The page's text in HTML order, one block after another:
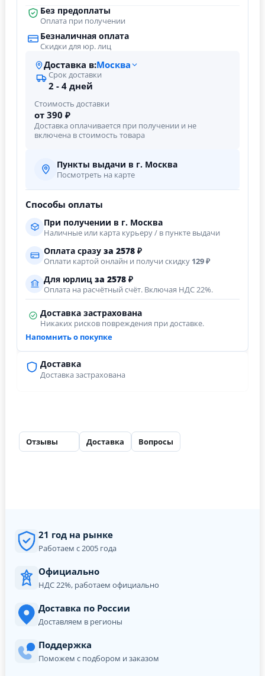
Доставка
Доставка застрахована
Без предоплаты
Оплата при получении
Безналичная оплата
Скидки для юр. лиц
Доставка в:Москва
Срок доставки
2 - 4 дней
Стоимость доставки
от 390 ₽
Доставка оплачивается при получении и не
включена в стоимость товара
Пункты выдачи в г. Москва
Посмотреть на карте
Способы оплаты
При получении в г. Москва
Наличные или карта курьеру / в пункте выдачи
Оплата сразу за 2578 ₽
Оплати картой онлайн и получи скидку 129 ₽
Для юрлиц за 2578 ₽
Оплата на расчётный счёт. Включая НДС 22%.
Доставка застрахована
Никаких рисков повреждения при доставке.
Напомнить о покупке
Отзывы Доставка Вопросы
21 год на рынке
Работаем с 2005 года
Официально
НДС 22%, работаем официально
Доставка по России
Доставляем в регионы
Поддержка
Поможем с подбором и заказом